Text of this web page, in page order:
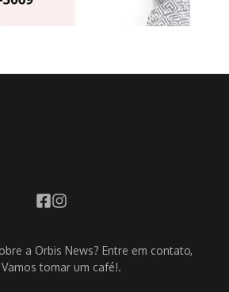
a Orbis News? Entre em contato,
tomar um café!.